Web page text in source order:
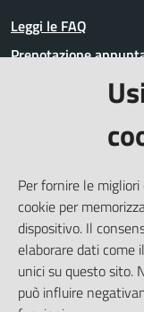
Per fornire le
cookie per
dispositivo. Il
elaborare dati come
unici su questo sito.
può influire
Leggi le FAQ
Prenotazione
Segnalazione
Amministrazione
Whistleblowing
Dichiarazione di
Note legali
Cookie Policy (UE)